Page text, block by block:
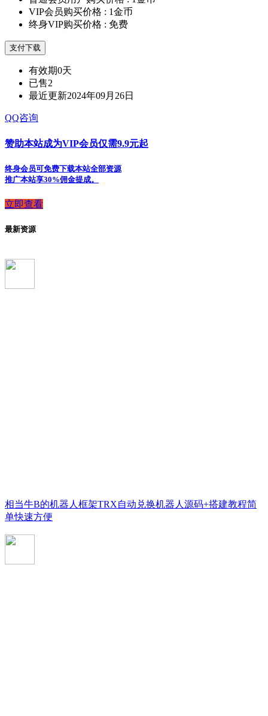
VIP会员购买价格 : 1金币
终身VIP购买价格 : 免费
支付下载
有效期0天
已售2
最近更新2024年09月26日
QQ咨询
赞助本站成为VIP会员仅需9.9元起
终身会员可免费下载本站全部资源
推广本站享30%佣金提成。
立即查看
最新资源
相当牛B的机器人框架TRX自动兑换机器人源码+搭建教程简
单快速方便